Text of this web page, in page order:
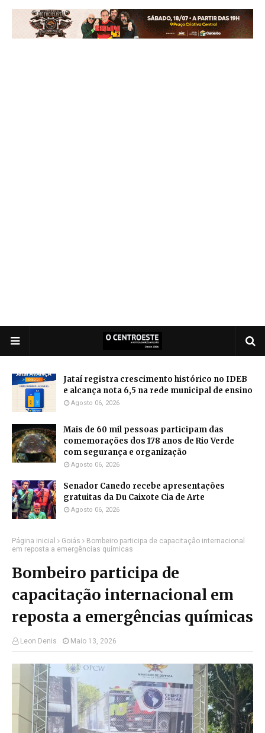
Jataí registra crescimento histórico no IDEB
e alcança nota 6,5 na rede municipal de ensino
Agosto 06, 2026
Mais de 60 mil pessoas participam das
comemorações dos 178 anos de Rio Verde
com segurança e organização
Agosto 06, 2026
Senador Canedo recebe apresentações
gratuitas da Du Caixote Cia de Arte
Agosto 06, 2026
Página inicial Goiás
Bombeiro participa de capacitação internacional
em reposta a emergências químicas
Bombeiro participa de
capacitação internacional em
reposta a emergências químicas
Leon Denis Maio 13, 2026